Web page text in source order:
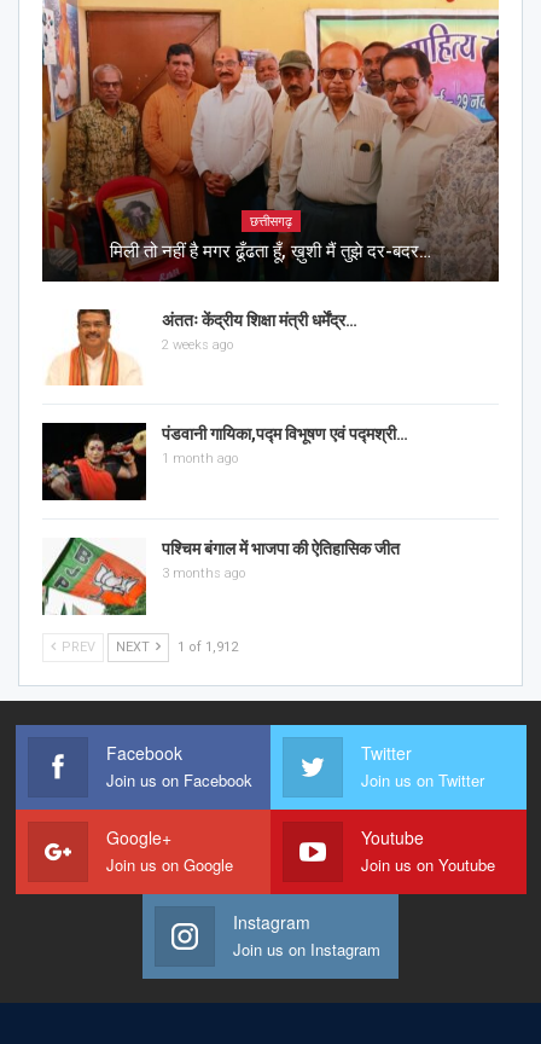
छत्तीसगढ़
मिली तो नहीं है मगर ढूँढता हूँ, ख़ुशी मैं तुझे दर-बदर…
अंततः केंद्रीय शिक्षा मंत्री धर्मेंद्र…
2 weeks ago
पंडवानी गायिका,पद्म विभूषण एवं पद्मश्री…
1 month ago
पश्चिम बंगाल में भाजपा की ऐतिहासिक जीत
3 months ago
PREV NEXT 1 of 1,912
Facebook
Join us on Facebook
Twitter
Join us on Twitter
Google+
Join us on Google
Youtube
Join us on Youtube
Instagram
Join us on Instagram